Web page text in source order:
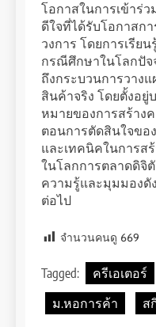
โอกาสในการเข้าร่
ดีใจที่ได้รับโอกาสก
วงการ โดยการเรีย
กรณีศึกษาในโลกปั
ถึงกระบวนการวาง
สินค้าจริง โดยตั้งอยู่
หมายของการสร้าง
ตอนการตัดสินใจขอ
และเทคนิคในการส
ในโลกการตลาดดิจิ
ความรู้และมุมมองดั
ต่อไป
จำนวนคนดู 669
Tagged: ครีเอเตอร์
ม.หอการค้า
ส